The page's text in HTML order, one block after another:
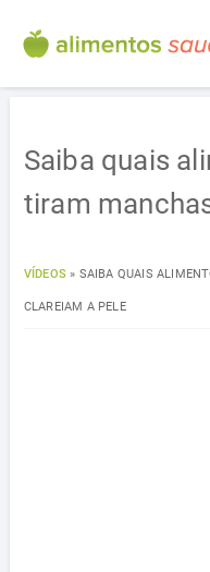
Saiba quais
tiram
VÍDEOS» SAIBA QUAIS
CLAREIAM A PELE